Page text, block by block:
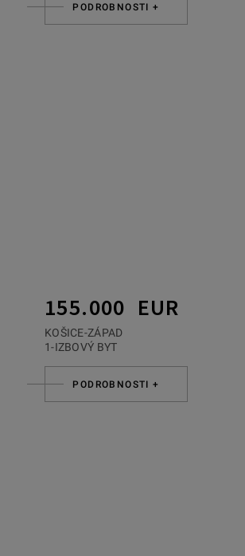
PODROBNOSTI +
155.000 EUR
KOŠICE-ZÁPAD
1-IZBOVÝ BYT
PODROBNOSTI +